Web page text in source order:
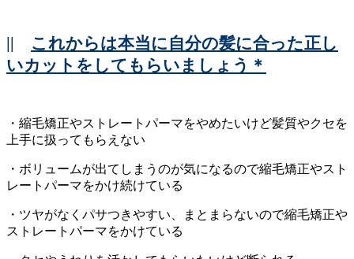
|| これからは本当に自分の髪に合った正し
いカットをしてもらいましょう＊
・縮毛矯正やストレートパーマをやめたいけど髪質やクセを
上手に扱ってもらえない
・ボリュームが出てしまうのが気になるので縮毛矯正やスト
レートパーマをかけ続けている
・ツヤがなくパサつきやすい、まとまらないので縮毛矯正や
ストレートパーマをかけている